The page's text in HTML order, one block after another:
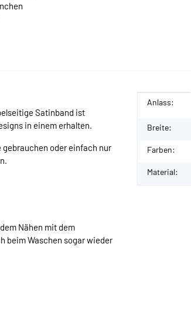
Satinband ist
in einem erhalten.
oder einfach nur
Nähen mit dem
beim Waschen sogar wieder
Wert
Anlass:
Breite:
Farben:
Material: